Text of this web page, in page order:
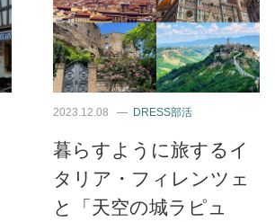
2023.12.08 DRESS部活
暮らすように旅するイ
タリア・フィレンツェ
と「天空の城ラピュ